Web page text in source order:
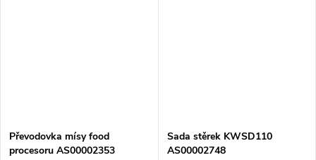
Převodovka mísy food
procesoru AS00002353
Sada stěrek KWSD110
AS00002748